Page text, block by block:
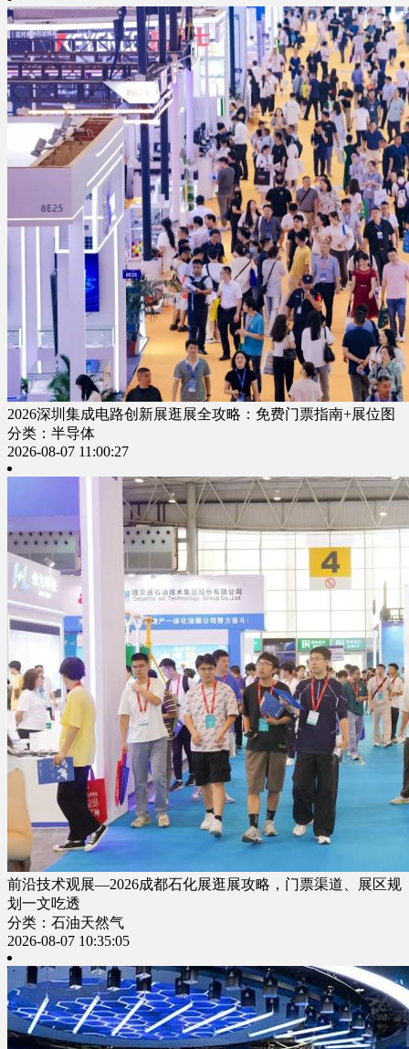
2026深圳集成电路创新展逛展全攻略：免费门票指南+展位图
分类：半导体
2026-08-07 11:00:27
前沿技术观展—2026成都石化展逛展攻略，门票渠道、展区规
划一文吃透
分类：石油天然气
2026-08-07 10:35:05